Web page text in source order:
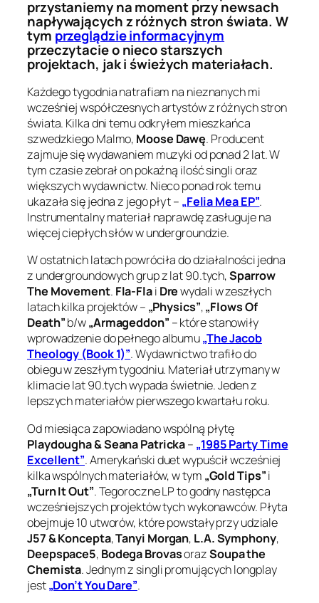
przystaniemy na moment przy newsach
napływających z różnych stron świata. W
tym przeglądzie informacyjnym
przeczytacie o nieco starszych
projektach, jak i świeżych materiałach.
Każdego tygodnia natrafiam na nieznanych mi
wcześniej współczesnych artystów z różnych stron
świata. Kilka dni temu odkryłem mieszkańca
szwedzkiego Malmo, Moose Dawę. Producent
zajmuje się wydawaniem muzyki od ponad 2 lat. W
tym czasie zebrał on pokaźną ilość singli oraz
większych wydawnictw. Nieco ponad rok temu
ukazała się jedna z jego płyt – „Felia Mea EP”.
Instrumentalny materiał naprawdę zasługuje na
więcej ciepłych słów w undergroundzie.
W ostatnich latach powróciła do działalności jedna
z undergroundowych grup z lat 90.tych,Sparrow
The Movement. Fla-Flai Drewydali w zeszłych
latach kilka projektów – „Physics”,„Flows Of
Death”b/w„Armageddon” – które stanowiły
wprowadzenie do pełnego albumu„The Jacob
Theology (Book 1)”. Wydawnictwo trafiło do
obiegu w zeszłym tygodniu. Materiał utrzymany w
klimacie lat 90.tych wypada świetnie. Jeden z
lepszych materiałów pierwszego kwartału roku.
Od miesiąca zapowiadano wspólną płytę
Playdougha & Seana Patricka– „1985 Party Time
Excellent”. Amerykański duet wypuścił wcześniej
kilka wspólnych materiałów, w tym „Gold Tips”i
„Turn It Out”. Tegoroczne LP to godny następca
wcześniejszych projektów tych wykonawców. Płyta
obejmuje 10 utworów, które powstały przy udziale
J57 & Koncepta,Tanyi Morgan, L.A. Symphony,
Deepspace5, Bodega BrovasorazSoupa the
Chemista. Jednym z singli promujących longplay
jest„Don’t You Dare”.